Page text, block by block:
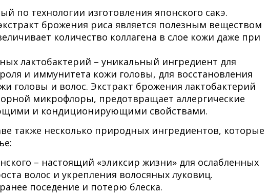
по технологии изготовления японского сакэ.
брожения риса является полезным веществом
количество коллагена в слое кожи даже при
лактобактерий – уникальный ингредиент для
и иммунитета кожи головы, для восстановления
головы и волос. Экстракт брожения лактобактерий
микрофлоры, предотвращает аллергические
и кондиционирующими свойствами.
также несколько природных ингредиентов, которые
– настоящий «эликсир жизни» для ослабленных
волос и укрепления волосяных луковиц.
поседение и потерю блеска.